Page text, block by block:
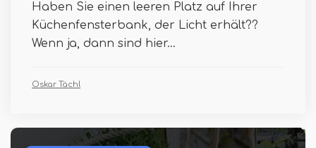
Haben Sie einen leeren Platz auf Ihrer
Küchenfensterbank, der Licht erhält??
Wenn ja, dann sind hier...
Oskar Tächl